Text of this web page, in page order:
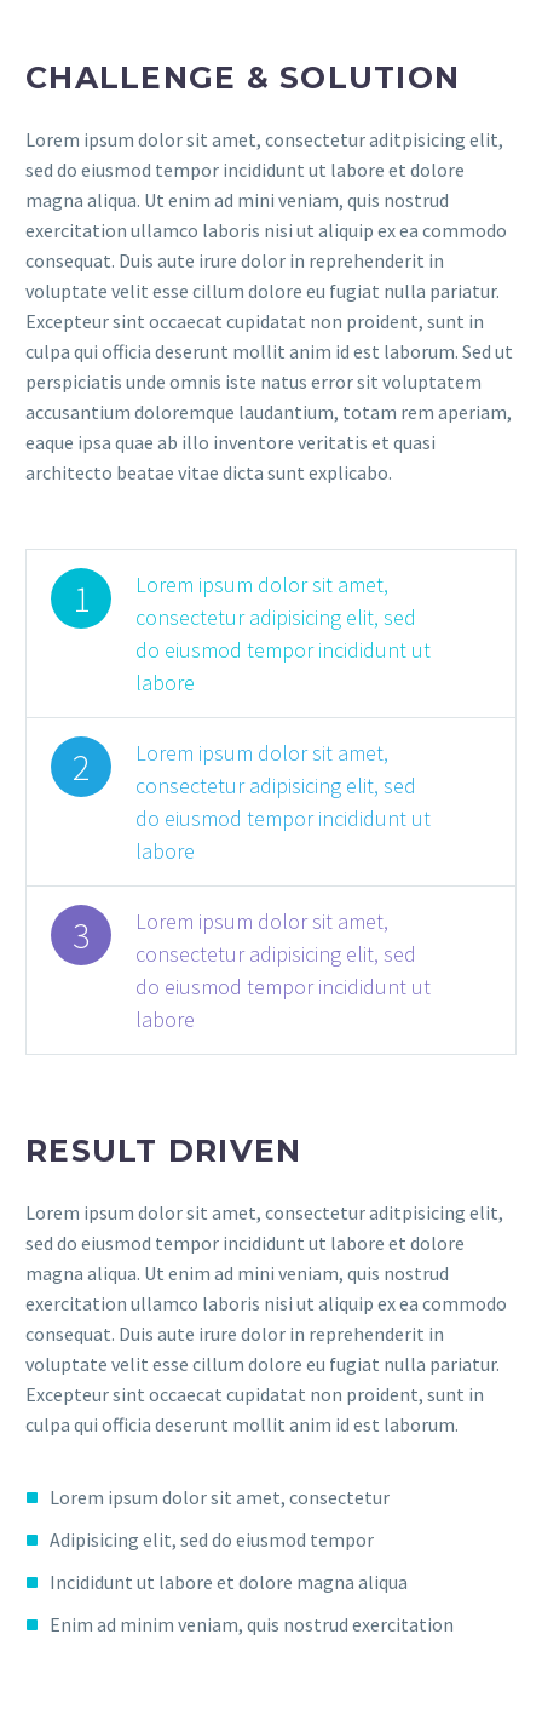
CHALLENGE & SOLUTION
Lorem ipsum dolor sit amet, consectetur aditpisicing elit,
sed do eiusmod tempor incididunt ut labore et dolore
magna aliqua. Ut enim ad mini veniam, quis nostrud
exercitation ullamco laboris nisi ut aliquip ex ea commodo
consequat. Duis aute irure dolor in reprehenderit in
voluptate velit esse cillum dolore eu fugiat nulla pariatur.
Excepteur sint occaecat cupidatat non proident, sunt in
culpa qui officia deserunt mollit anim id est laborum. Sed ut
perspiciatis unde omnis iste natus error sit voluptatem
accusantium doloremque laudantium, totam rem aperiam,
eaque ipsa quae ab illo inventore veritatis et quasi
architecto beatae vitae dicta sunt explicabo.
1
Lorem ipsum dolor sit amet,
consectetur adipisicing elit, sed
do eiusmod tempor incididunt ut
labore
2
Lorem ipsum dolor sit amet,
consectetur adipisicing elit, sed
do eiusmod tempor incididunt ut
labore
3
Lorem ipsum dolor sit amet,
consectetur adipisicing elit, sed
do eiusmod tempor incididunt ut
labore
RESULT DRIVEN
Lorem ipsum dolor sit amet, consectetur aditpisicing elit,
sed do eiusmod tempor incididunt ut labore et dolore
magna aliqua. Ut enim ad mini veniam, quis nostrud
exercitation ullamco laboris nisi ut aliquip ex ea commodo
consequat. Duis aute irure dolor in reprehenderit in
voluptate velit esse cillum dolore eu fugiat nulla pariatur.
Excepteur sint occaecat cupidatat non proident, sunt in
culpa qui officia deserunt mollit anim id est laborum.
Lorem ipsum dolor sit amet, consectetur
Adipisicing elit, sed do eiusmod tempor
Incididunt ut labore et dolore magna aliqua
Enim ad minim veniam, quis nostrud exercitation